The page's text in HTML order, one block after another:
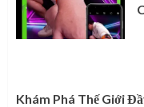
Khám Phá Thế Giới